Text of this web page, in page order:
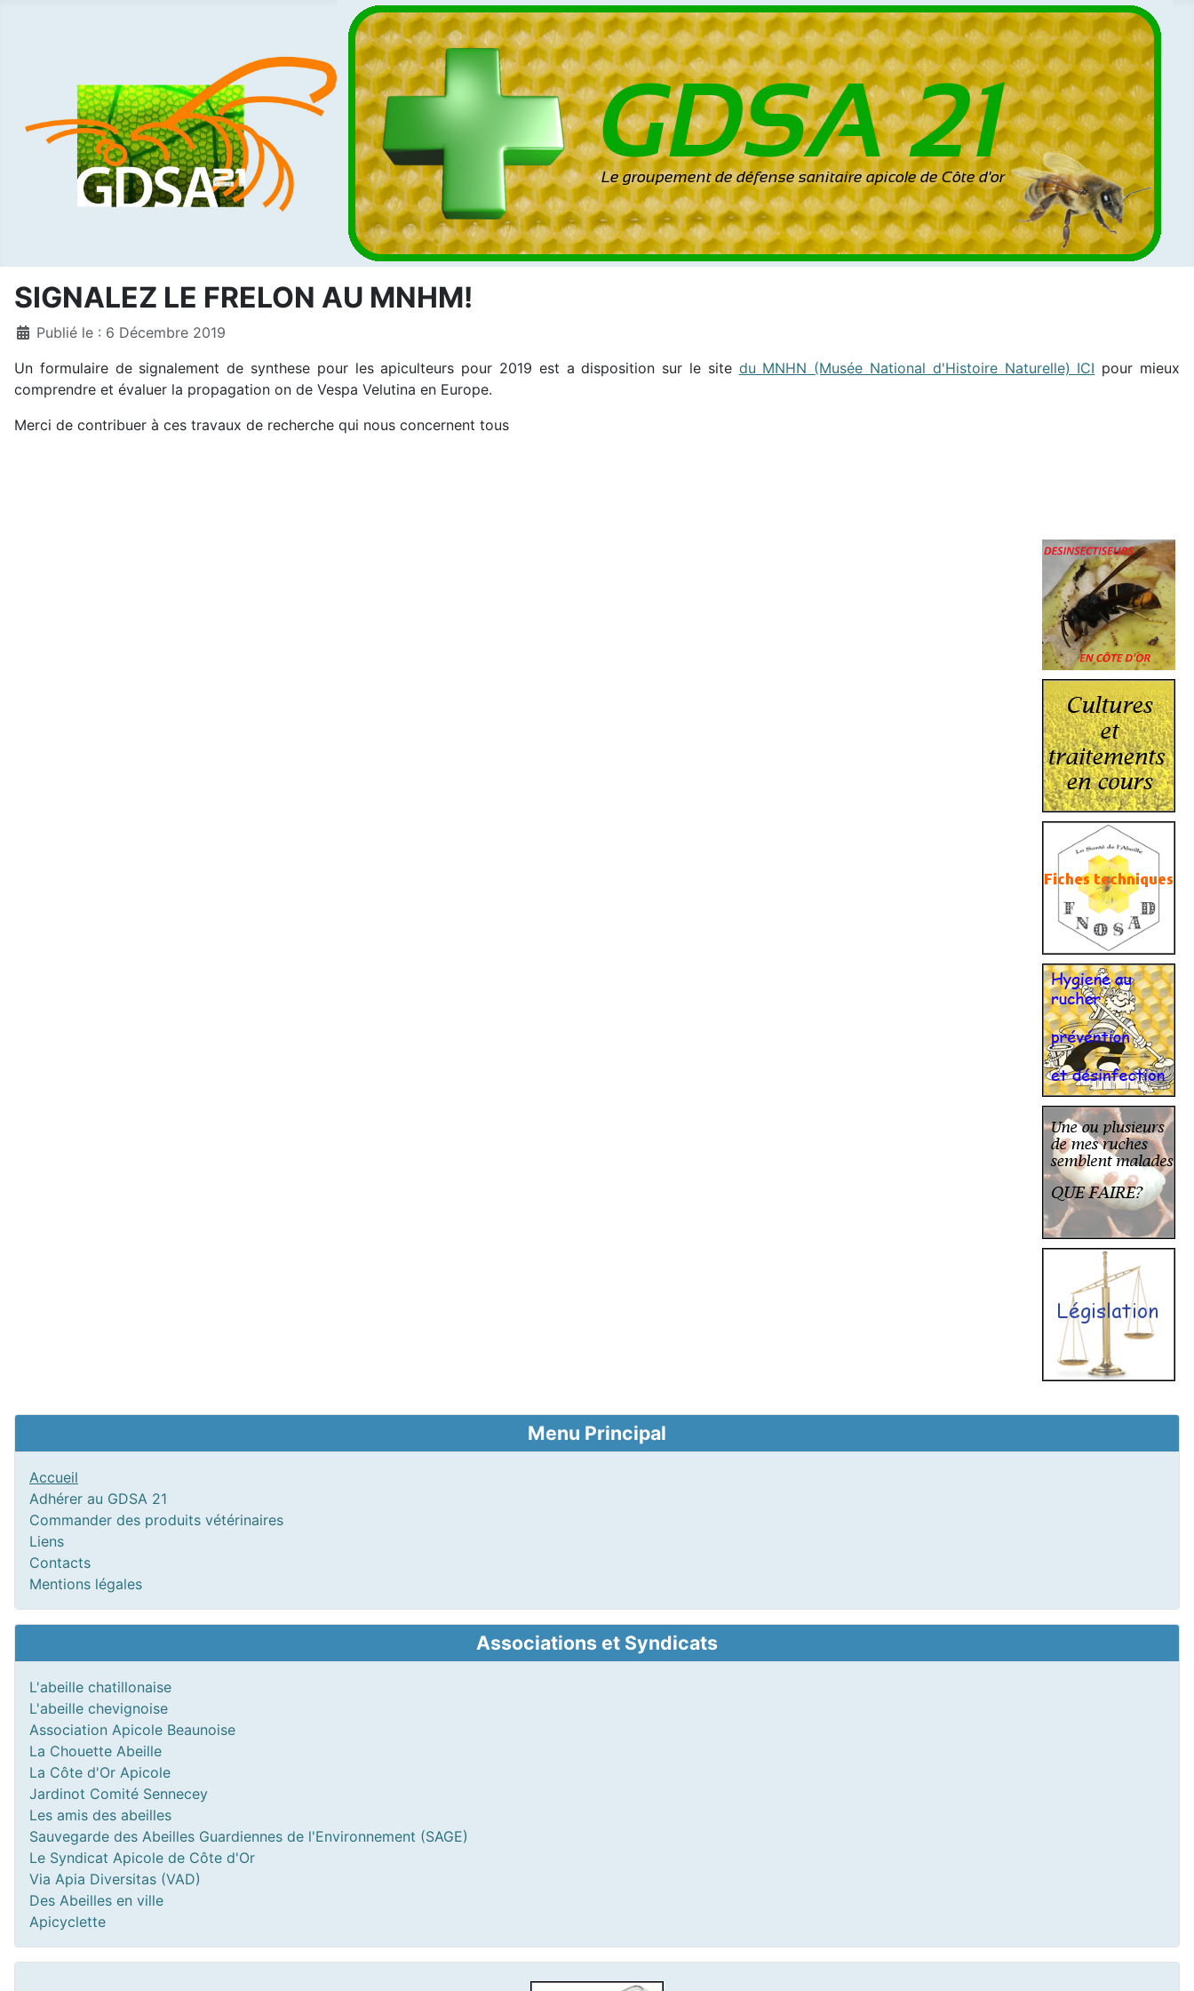
Menu Principal
Accueil
Adhérer au GDSA 21
Commander des produits vétérinaires
Liens
Contacts
Mentions légales
Associations et Syndicats
L'abeille chatillonaise
L'abeille chevignoise
Association Apicole Beaunoise
La Chouette Abeille
La Côte d'Or Apicole
Jardinot Comité Sennecey
Les amis des abeilles
Sauvegarde des Abeilles Guardiennes de l'Environnement (SAGE)
Le Syndicat Apicole de Côte d'Or
Via Apia Diversitas (VAD)
Des Abeilles en ville
Apicyclette
SIGNALEZ LE FRELON AU MNHM!
DétailsPublié le : 6 Décembre 2019
Un formulaire de signalement de synthese pour les apiculteurs pour 2019 est a disposition sur le site du MNHN (Musée National d'Histoire Naturelle) ICI pour mieux
comprendre et évaluer la propagation on de Vespa Velutina en Europe.
Merci de contribuer à ces travaux de recherche qui nous concernent tous